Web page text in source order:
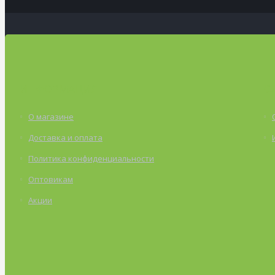
О магазине
Доставка и оплата
Политика конфиденциальности
Оптовикам
Акции